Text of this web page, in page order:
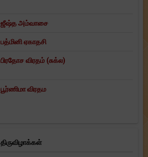
ஜீஷ்த அம்வாசை
பத்மினி ஏகாதசி
பிரதோச விரதம் (சுக்ல)
பூர்ணிமா விரதம
திருவிழாக்கள்